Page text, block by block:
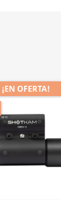
¡EN OFERTA!